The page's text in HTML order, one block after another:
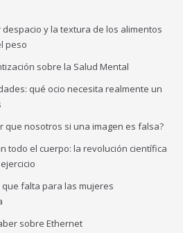
y la textura de los alimentos
peso
sobre la Salud Mental
qué ocio necesita realmente un
que nosotros si una imagen es falsa?
todo el cuerpo: la revolución científica
falta para las mujeres
sobre Ethernet